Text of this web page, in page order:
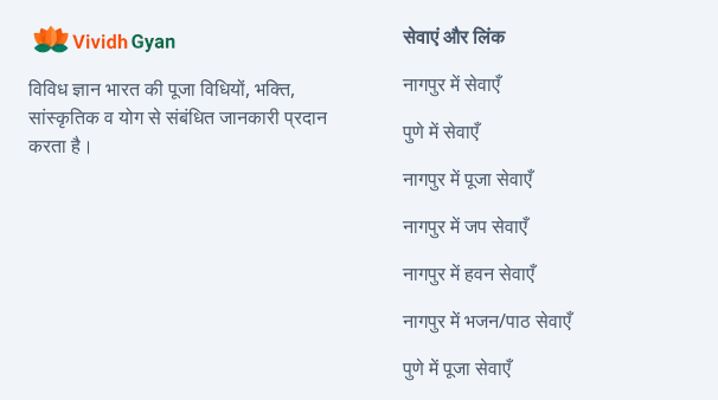
विविध ज्ञान भारत की पूजा विधियों, भक्ति,
सांस्कृतिक व योग से संबंधित जानकारी प्रदान
करता है।
सेवाएं और लिंक
नागपुर में सेवाएँ
पुणे में सेवाएँ
नागपुर में पूजा सेवाएँ
नागपुर में जप सेवाएँ
नागपुर में हवन सेवाएँ
नागपुर में भजन/पाठ सेवाएँ
पुणे में पूजा सेवाएँ